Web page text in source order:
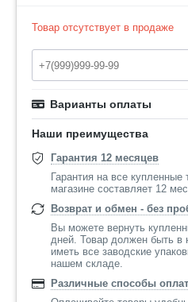
Товар отсутствует в продаже
Варианты оплаты
Наши преимущества
Гарантия 12 месяцев
Гарантия на все
магазине составляет 12
Возврат и обмен - без
Вы можете вернуть
дней. Товар должен быть в
иметь все заводские
нашем складе.
Различные способы